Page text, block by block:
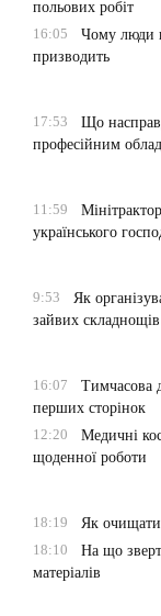
польових робіт
16:05
Чому люди
призводить
17:53
Що
професійним
11:59
українського
9:53
Як
зайвих складнощів
16:07
Тимчасова
перших сторінок
12:20
Медичні
щоденної роботи
18:19
Як очищати
18:10
На що
матеріалів